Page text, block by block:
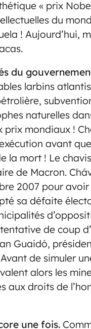
« prix
du
! Aujourd’hui,
du
larbins
naturelles
mondiaux !
avant
la mort ! Le
de Macron.
2007 pour
sa défaite
de coup
Guaidó,
de simuler
alors les
aux droits de
une fois.